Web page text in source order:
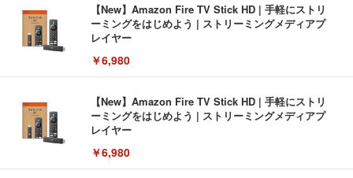
【New】Amazon Fire TV Stick HD | 手軽にストリ
ーミングをはじめよう | ストリーミングメディアプ
レイヤー
￥6,980
【New】Amazon Fire TV Stick HD | 手軽にストリ
ーミングをはじめよう | ストリーミングメディアプ
レイヤー
￥6,980